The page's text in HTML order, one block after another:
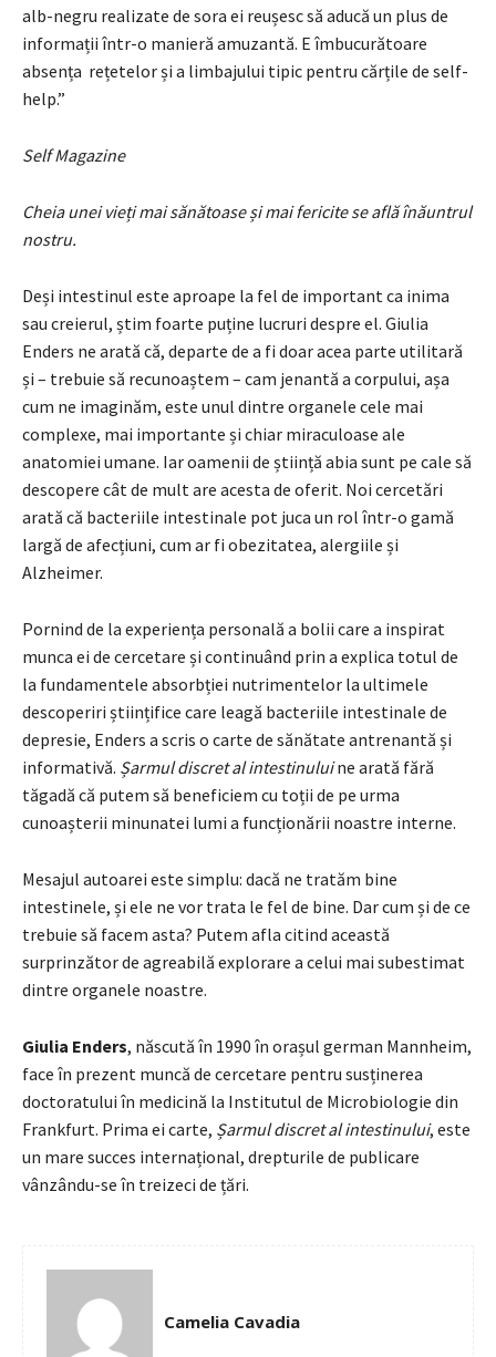
alb-negru realizate de sora ei reușesc să aducă un plus de
informații într-o manieră amuzantă. E îmbucurătoare
absența rețetelor și a limbajului tipic pentru cărțile de self-
help.”
Self Magazine
Cheia unei vieți mai sănătoase și mai fericite se află înăuntrul
nostru.
Deși intestinul este aproape la fel de important ca inima
sau creierul, știm foarte puține lucruri despre el. Giulia
Enders ne arată că, departe de a fi doar acea parte utilitară
și – trebuie să recunoaștem – cam jenantă a corpului, așa
cum ne imaginăm, este unul dintre organele cele mai
complexe, mai importante și chiar miraculoase ale
anatomiei umane. Iar oamenii de știință abia sunt pe cale să
descopere cât de mult are acesta de oferit. Noi cercetări
arată că bacteriile intestinale pot juca un rol într-o gamă
largă de afecțiuni, cum ar fi obezitatea, alergiile și
Alzheimer.
Pornind de la experiența personală a bolii care a inspirat
munca ei de cercetare și continuând prin a explica totul de
la fundamentele absorbției nutrimentelor la ultimele
descoperiri științifice care leagă bacteriile intestinale de
depresie, Enders a scris o carte de sănătate antrenantă și
informativă. Șarmul discret al intestinuluine arată fără
tăgadă că putem să beneficiem cu toții de pe urma
cunoașterii minunatei lumi a funcționării noastre interne.
Mesajul autoarei este simplu: dacă ne tratăm bine
intestinele, și ele ne vor trata le fel de bine. Dar cum și de ce
trebuie să facem asta? Putem afla citind această
surprinzător de agreabilă explorare a celui mai subestimat
dintre organele noastre.
Giulia Enders, născută în 1990 în orașul german Mannheim,
face în prezent muncă de cercetare pentru susținerea
doctoratului în medicină la Institutul de Microbiologie din
Frankfurt. Prima ei carte, Șarmul discret al intestinului, este
un mare succes internațional, drepturile de publicare
vânzându-se în treizeci de țări.
Camelia Cavadia